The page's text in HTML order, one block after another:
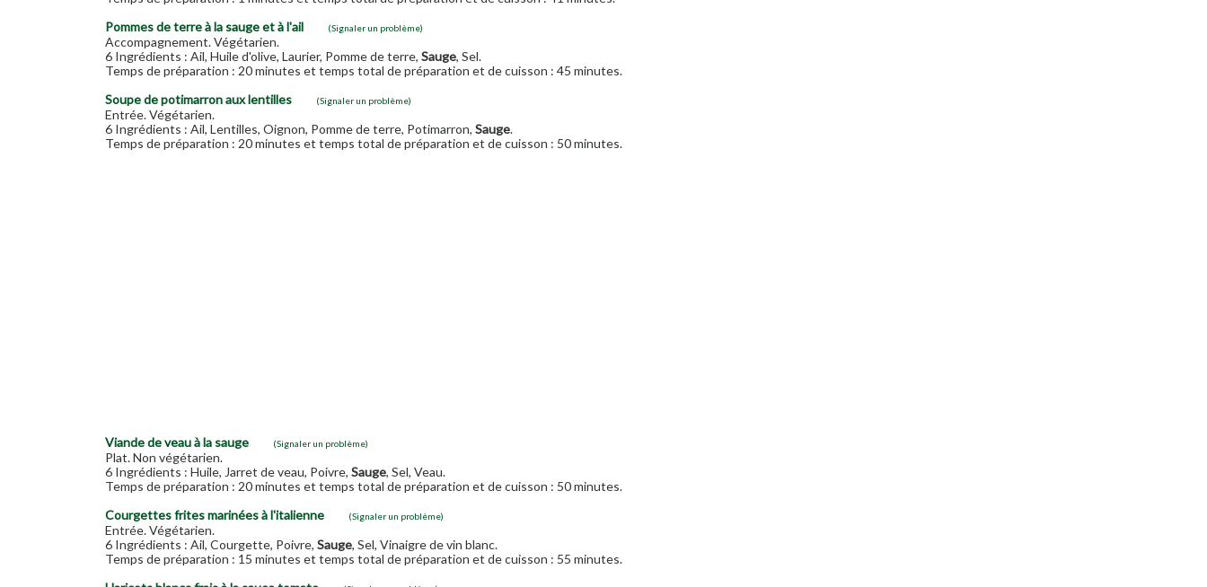
Pommes de terre à la sauge et à l'ail
(Signaler un problème)
Accompagnement. Végétarien.
6 Ingrédients : Ail, Huile d'olive, Laurier, Pomme de terre, Sauge, Sel.
Temps de préparation : 20 minutes et temps total de préparation et de cuisson : 45 minutes.
Soupe de potimarron aux lentilles
(Signaler un problème)
Entrée. Végétarien.
6 Ingrédients : Ail, Lentilles, Oignon, Pomme de terre, Potimarron, Sauge.
Temps de préparation : 20 minutes et temps total de préparation et de cuisson : 50 minutes.
Viande de veau à la sauge (Signaler un problème)
Plat. Non végétarien.
6 Ingrédients : Huile, Jarret de veau, Poivre, Sauge, Sel, Veau.
Temps de préparation : 20 minutes et temps total de préparation et de cuisson : 50 minutes.
Courgettes frites marinées à l'italienne
(Signaler un problème)
Entrée. Végétarien.
6 Ingrédients : Ail, Courgette, Poivre, Sauge, Sel, Vinaigre de vin blanc.
Temps de préparation : 15 minutes et temps total de préparation et de cuisson : 55 minutes.